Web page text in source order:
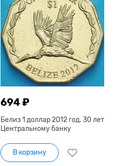
694 ₽
Белиз 1 доллар 2012 год. 30 лет
Центральному банку
В корзину